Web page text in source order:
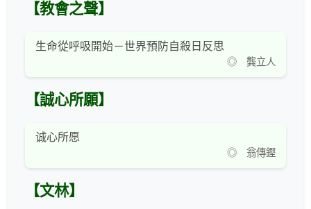
【教會之聲】
生命從呼吸開始－世界預防自殺日反思
◎ 龔立人
【誠心所願】
诚心所愿
◎ 翁傳鏗
【文林】